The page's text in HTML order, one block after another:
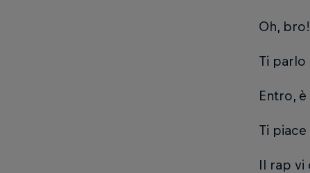
Oh,
Ti
Entro,
Ti
Il rap